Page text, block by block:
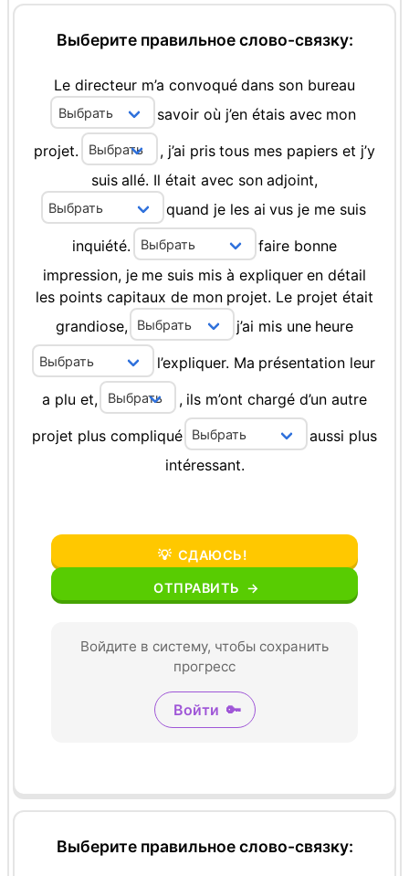
Выберите правильное слово-связку:
Le directeur m’a convoqué dans son bureau
savoir où j’en étais avec mon
projet.
, j’ai pris tous mes papiers et j’y
suis allé. Il était avec son adjoint,
quand je les ai vus je me suis
inquiété.
faire bonne
impression, je me suis mis à expliquer en détail
les points capitaux de mon projet. Le projet était
grandiose,
j’ai mis une heure
l’expliquer. Ma présentation leur
a plu et, , ils m’ont chargé d’un autre
projet plus compliqué aussi plus
intéressant.
💡 СДАЮСЬ!
ОТПРАВИТЬ →
Войдите в систему, чтобы сохранить
прогресс
Войти 🔑
Выберите правильное слово-связку: